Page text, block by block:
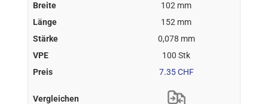
102 mm
152 mm
0,078 mm
100 Stk
7.35 CHF